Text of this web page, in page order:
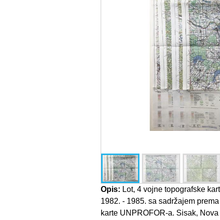
Opis: Lot, 4 vojne topografske
1982. - 1985. sa sadržajem
karte UNPROFOR-a. Sisak,